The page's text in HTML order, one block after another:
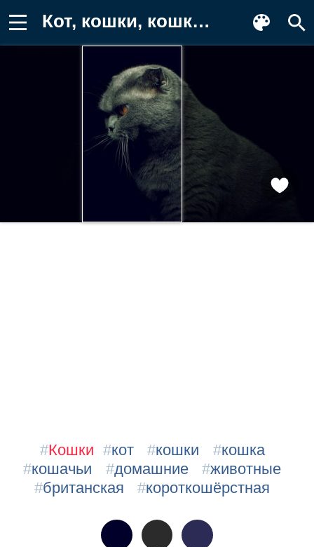
Кот, кошки, кошка, кошачьи, домашние Картинка на телефон
#Кошки #кот #кошки #кошка
#кошачьи #домашние #животные
#британская #короткошёрстная